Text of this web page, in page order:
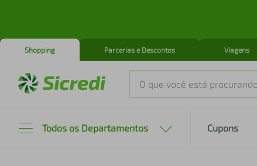
Shopping Parcerias e Descontos Viagens
O que você está procurando?
Todos os Departamentos Cupons